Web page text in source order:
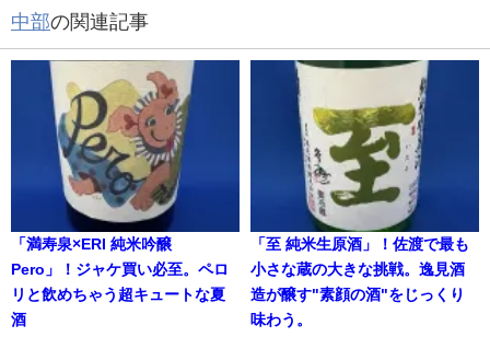
中部の関連記事
「満寿泉×ERI 純米吟醸
Pero」！ジャケ買い必至。ペロ
リと飲めちゃう超キュートな夏
酒
「至 純米生原酒」！佐渡で最も
小さな蔵の大きな挑戦。逸見酒
造が醸す"素顔の酒"をじっくり
味わう。